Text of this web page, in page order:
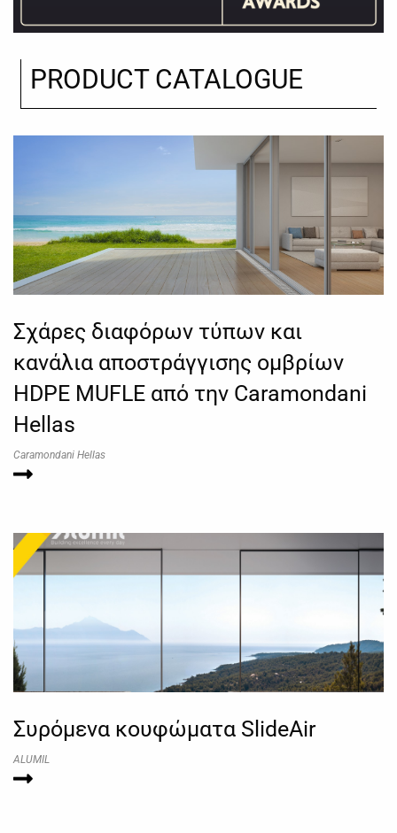
PRODUCT CATALOGUE
Σχάρες διαφόρων τύπων και
κανάλια αποστράγγισης ομβρίων
HDPE MUFLE από την Caramondani
Hellas
Caramondani Hellas
Συρόμενα κουφώματα SlideAir
ALUMIL